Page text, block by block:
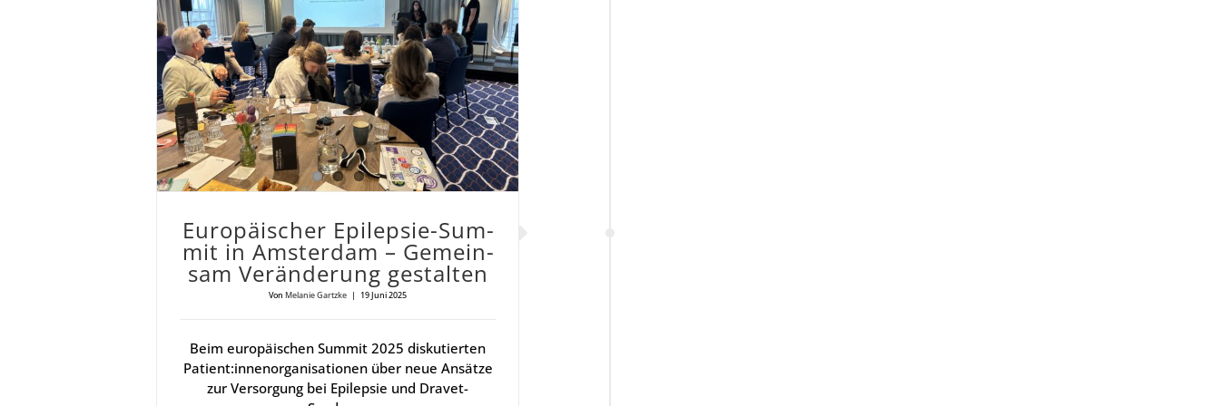
Euro­päi­scher Epi­lep­sie-Sum­
mit in Ams­ter­dam – Gemein­
sam Ver­än­de­rung gestal­ten
Von Melanie Gartzke | 19 Juni 2025
Beim europäischen Summit 2025 diskutierten
Patient:innenorganisationen über neue Ansätze
zur Versorgung bei Epilepsie und Dravet-